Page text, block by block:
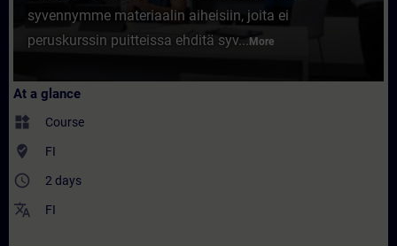
syvennymme materiaalin aiheisiin, joita ei
peruskurssin puitteissa ehditä syv... More
At a glance
widgets Course
where_to_vote FI
access_time 2 days
translate FI